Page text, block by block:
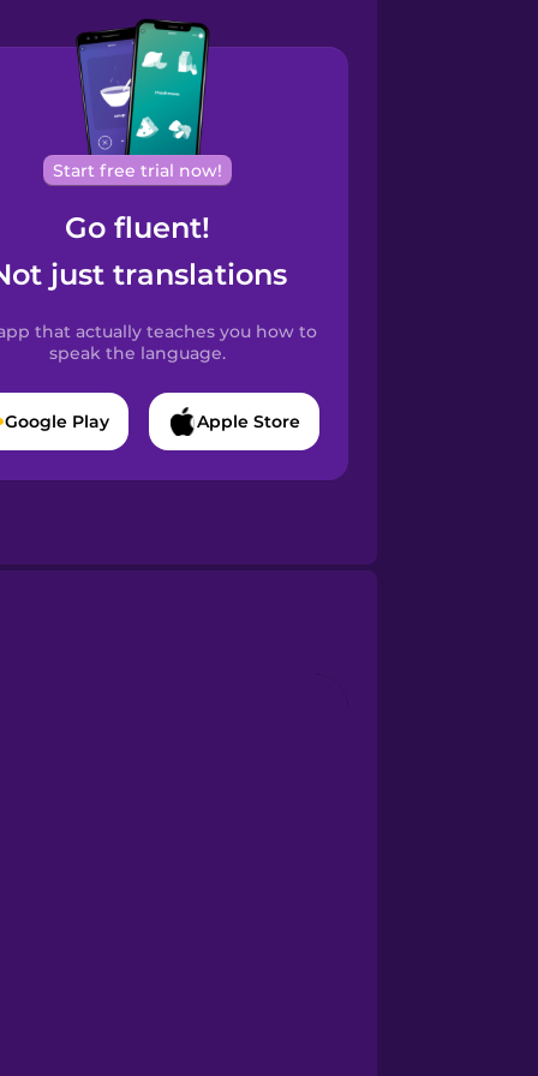
Start free trial now!
Go fluent!
just translations
that actually teaches you how to
speak the language.
Google Play Apple Store